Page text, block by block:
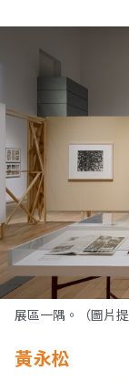
展區一隅。（圖片
黃永松